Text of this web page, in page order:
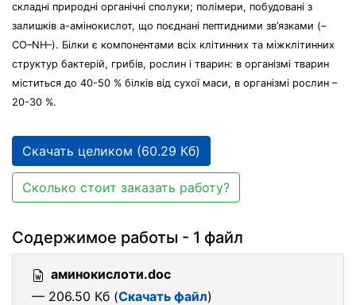
складні природні органічні сполуки; полімери, побудовані з
залишків a-амінокислот, що поєднані пептидними зв’язками (–
CO–NH–). Білки є компонентами всіх клітинних та міжклітинних
структур бактерій, грибів, рослин і тварин: в організмі тварин
міститься до 40-50 % білків від сухої маси, в організмі рослин –
20-30 %.
Скачать целиком (60.29 Кб)
Сколько стоит заказать работу?
Содержимое работы - 1 файл
аминокислоти.doc
— 206.50 Кб (Скачать файл)